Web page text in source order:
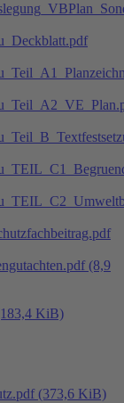
(8,9
KiB)
(373,6 KiB)